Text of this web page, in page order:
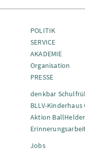
POLITIK
SERVICE
AKADEMIE
Organisation
PRESSE
denkbar
BLLV-Kinderhaus
Aktion
Jobs